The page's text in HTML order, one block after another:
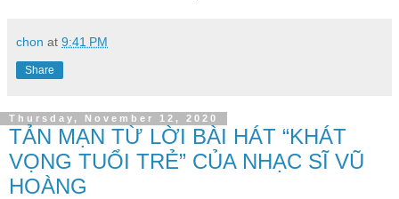
chon at 9:41 PM
Share
Thursday, November 12, 2020
TẢN MẠN TỪ LỜI BÀI HÁT “KHÁT
VỌNG TUỔI TRẺ” CỦA NHẠC SĨ VŨ
HOÀNG